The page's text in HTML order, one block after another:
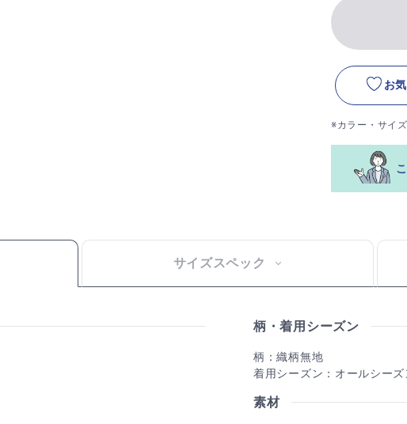
お
※カラー・サイ
サイズスペック
柄・着用シーズン
柄：織柄無地
着用シーズン：オールシーズ
素材